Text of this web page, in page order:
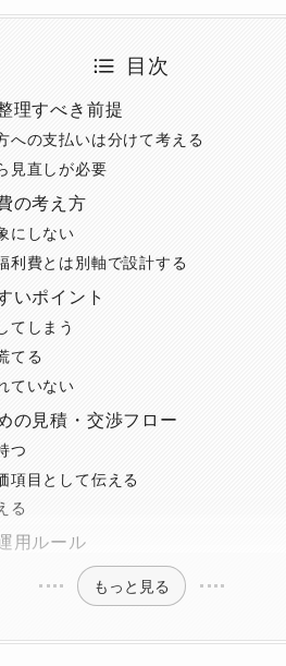
目次
理すべき前提
への支払いは分けて考える
見直しが必要
の考え方
にしない
利費とは別軸で設計する
いポイント
てしまう
てる
ていない
の見積・交渉フロー
つ
項目として伝える
る
用ルール
もっと見る